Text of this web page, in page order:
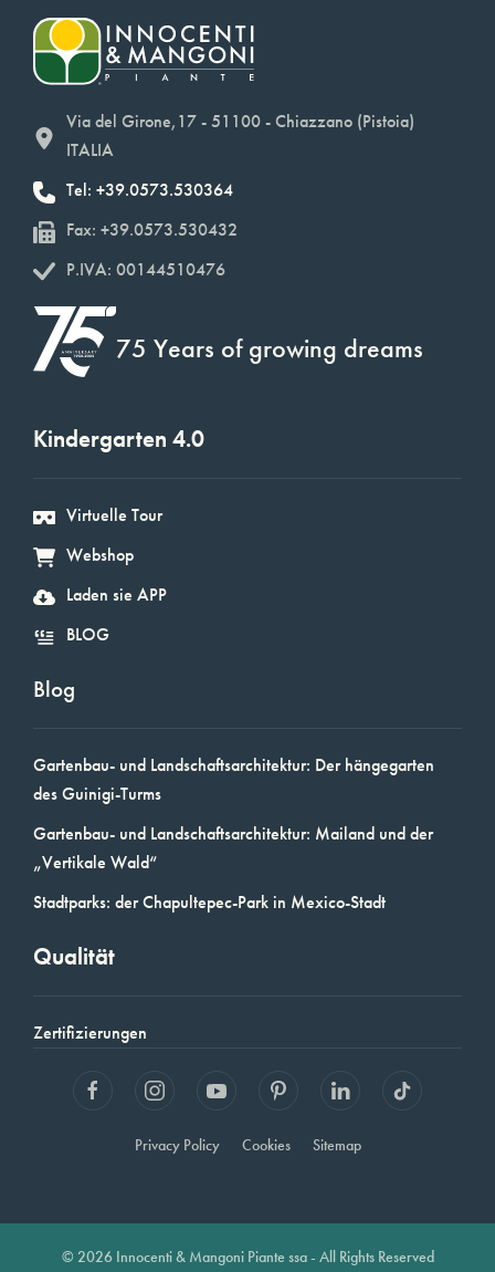
Via del Girone,17 - 51100 - Chiazzano (Pistoia)
ITALIA
Tel: +39.0573.530364
Fax: +39.0573.530432
P.IVA: 00144510476
75 Years of growing dreams
Kindergarten 4.0
Virtuelle Tour
Webshop
Laden sie APP
BLOG
Blog
Gartenbau- und Landschaftsarchitektur: Der hängegarten
des Guinigi-Turms
Gartenbau- und Landschaftsarchitektur: Mailand und der
„Vertikale Wald“
Stadtparks: der Chapultepec-Park in Mexico-Stadt
Qualität
Zertifizierungen
Privacy Policy Cookies Sitemap
© 2026 Innocenti & Mangoni Piante ssa - All Rights Reserved